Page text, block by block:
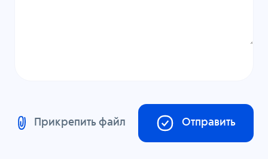
Прикрепить файл Отправить